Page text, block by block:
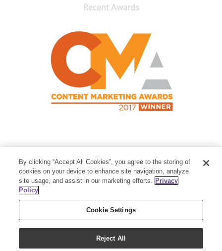
Recent Awards
Member Services:
1-800-371-3515
Thanksgiving Point Business Park
3125 Executive Parkway
Lehi, UT 84043
By clicking “Accept All Cookies”, you agree to the storing of
cookies on your device to enhance site navigation, analyze
site usage, and assist in our marketing efforts. Privacy
Policy
Cookie Settings
Reject All